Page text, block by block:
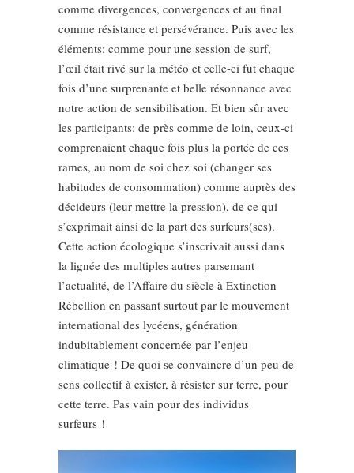
comme divergences, convergences et au final
comme résistance et persévérance. Puis avec les
éléments: comme pour une session de surf,
l’œil était rivé sur la météo et celle-ci fut chaque
fois d’une surprenante et belle résonnance avec
notre action de sensibilisation. Et bien sûr avec
les participants: de près comme de loin, ceux-ci
comprenaient chaque fois plus la portée de ces
rames, au nom de soi chez soi (changer ses
habitudes de consommation) comme auprès des
décideurs (leur mettre la pression), de ce qui
s’exprimait ainsi de la part des surfeurs(ses).
Cette action écologique s’inscrivait aussi dans
la lignée des multiples autres parsemant
l’actualité, de l’Affaire du siècle à Extinction
Rébellion en passant surtout par le mouvement
international des lycéens, génération
indubitablement concernée par l’enjeu
climatique ! De quoi se convaincre d’un peu de
sens collectif à exister, à résister sur terre, pour
cette terre. Pas vain pour des individus
surfeurs !